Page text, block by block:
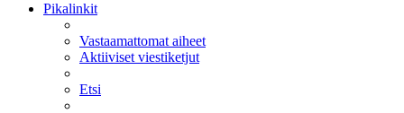
Pikalinkit
Vastaamattomat aiheet
Aktiiviset viestiketjut
Etsi